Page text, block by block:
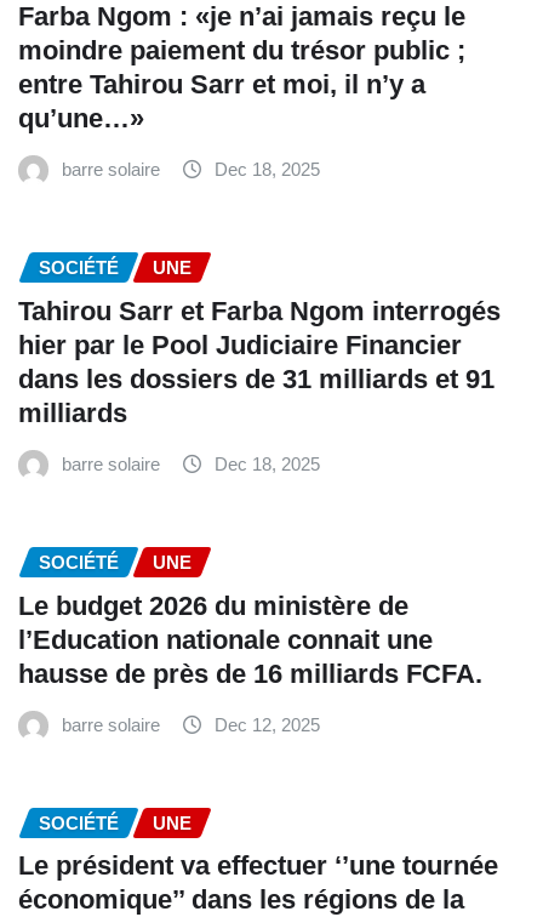
Farba Ngom : «je n’ai jamais reçu le
moindre paiement du trésor public ;
entre Tahirou Sarr et moi, il n’y a
qu’une…»
barre solaire Dec 18, 2025
SOCIÉTÉ UNE
Tahirou Sarr et Farba Ngom interrogés
hier par le Pool Judiciaire Financier
dans les dossiers de 31 milliards et 91
milliards
barre solaire Dec 18, 2025
SOCIÉTÉ UNE
Le budget 2026 du ministère de
l’Education nationale connait une
hausse de près de 16 milliards FCFA.
barre solaire Dec 12, 2025
SOCIÉTÉ UNE
Le président va effectuer ‘’une tournée
économique’’ dans les régions de la